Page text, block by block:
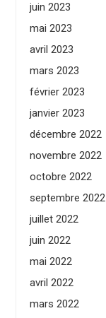
juin 2023
mai 2023
avril 2023
mars 2023
février 2023
janvier 2023
décembre 2022
novembre 2022
octobre 2022
septembre 2022
juillet 2022
juin 2022
mai 2022
avril 2022
mars 2022